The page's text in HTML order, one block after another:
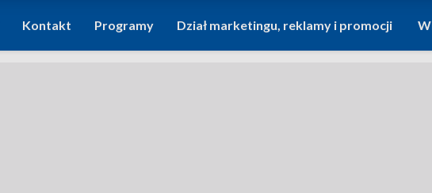
Kontakt Programy Dział marketingu, reklamy i promocji